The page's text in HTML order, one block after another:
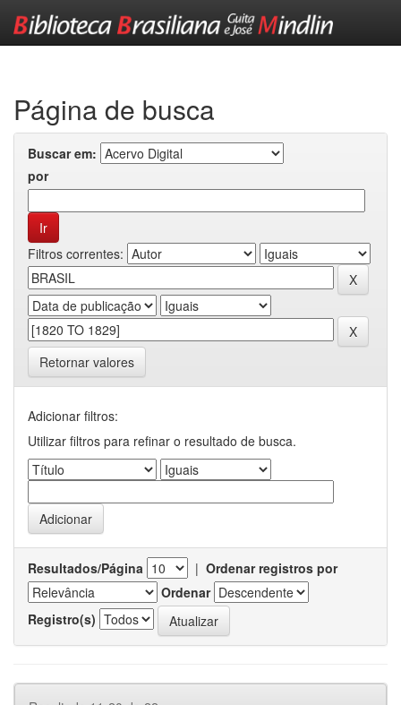
Página de busca
Buscar em:
por
Filtros correntes:
Retornar valores
Adicionar filtros:
Utilizar filtros para refinar o resultado de busca.
Resultados/Página | Ordenar registros por
Ordenar
Registro(s)